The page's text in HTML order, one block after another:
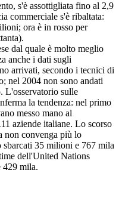
s'è assottigliata fino al 2,9
commerciale s'è ribaltata:
ora è in rosso per
dal quale è molto meglio
anche i dati sugli
arrivati, secondo i tecnici di
nel 2004 non sono andati
L'osservatorio sulle
la tendenza: nel primo
messo mano al
aziende italiane. Lo scorso
non convenga più lo
sbarcati 35 milioni e 767 mila
dell'United Nations
429 mila.